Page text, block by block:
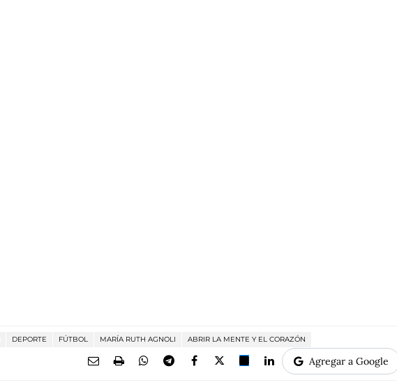
DEPORTE FÚTBOL MARÍA RUTH AGNOLI ABRIR LA MENTE Y EL CORAZÓN
Agregar a Google